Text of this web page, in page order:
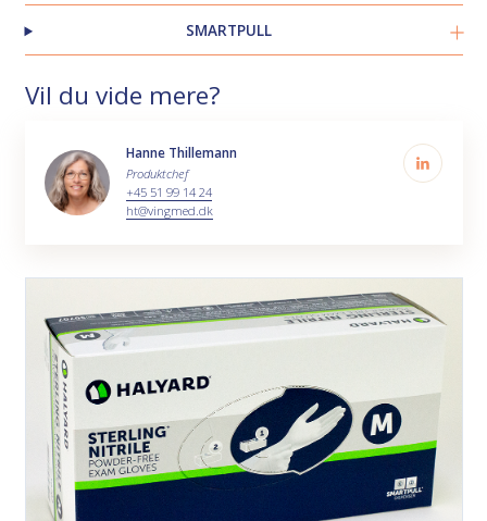
SMARTPULL
Vil du vide mere?
Hanne Thillemann
Produktchef
+45 51 99 14 24
ht@vingmed.dk